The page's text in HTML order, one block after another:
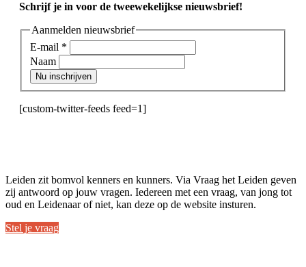
Schrijf je in voor de tweewekelijkse nieuwsbrief!
Aanmelden nieuwsbrief
E-mail *
Naam
Nu inschrijven
[custom-twitter-feeds feed=1]
Leiden zit bomvol kenners en kunners. Via Vraag het Leiden geven
zij antwoord op jouw vragen. Iedereen met een vraag, van jong tot
oud en Leidenaar of niet, kan deze op de website insturen.
Stel je vraag